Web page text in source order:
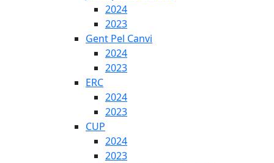
2024
2023
Gent Pel Canvi
2024
2023
ERC
2024
2023
CUP
2024
2023